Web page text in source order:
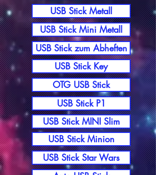
USB Stick Metall
USB Stick Mini Metall
USB Stick zum Abheften
USB Stick Key
OTG USB Stick
USB Stick P1
USB Stick MINI Slim
USB Stick Minion
USB Stick Star Wars